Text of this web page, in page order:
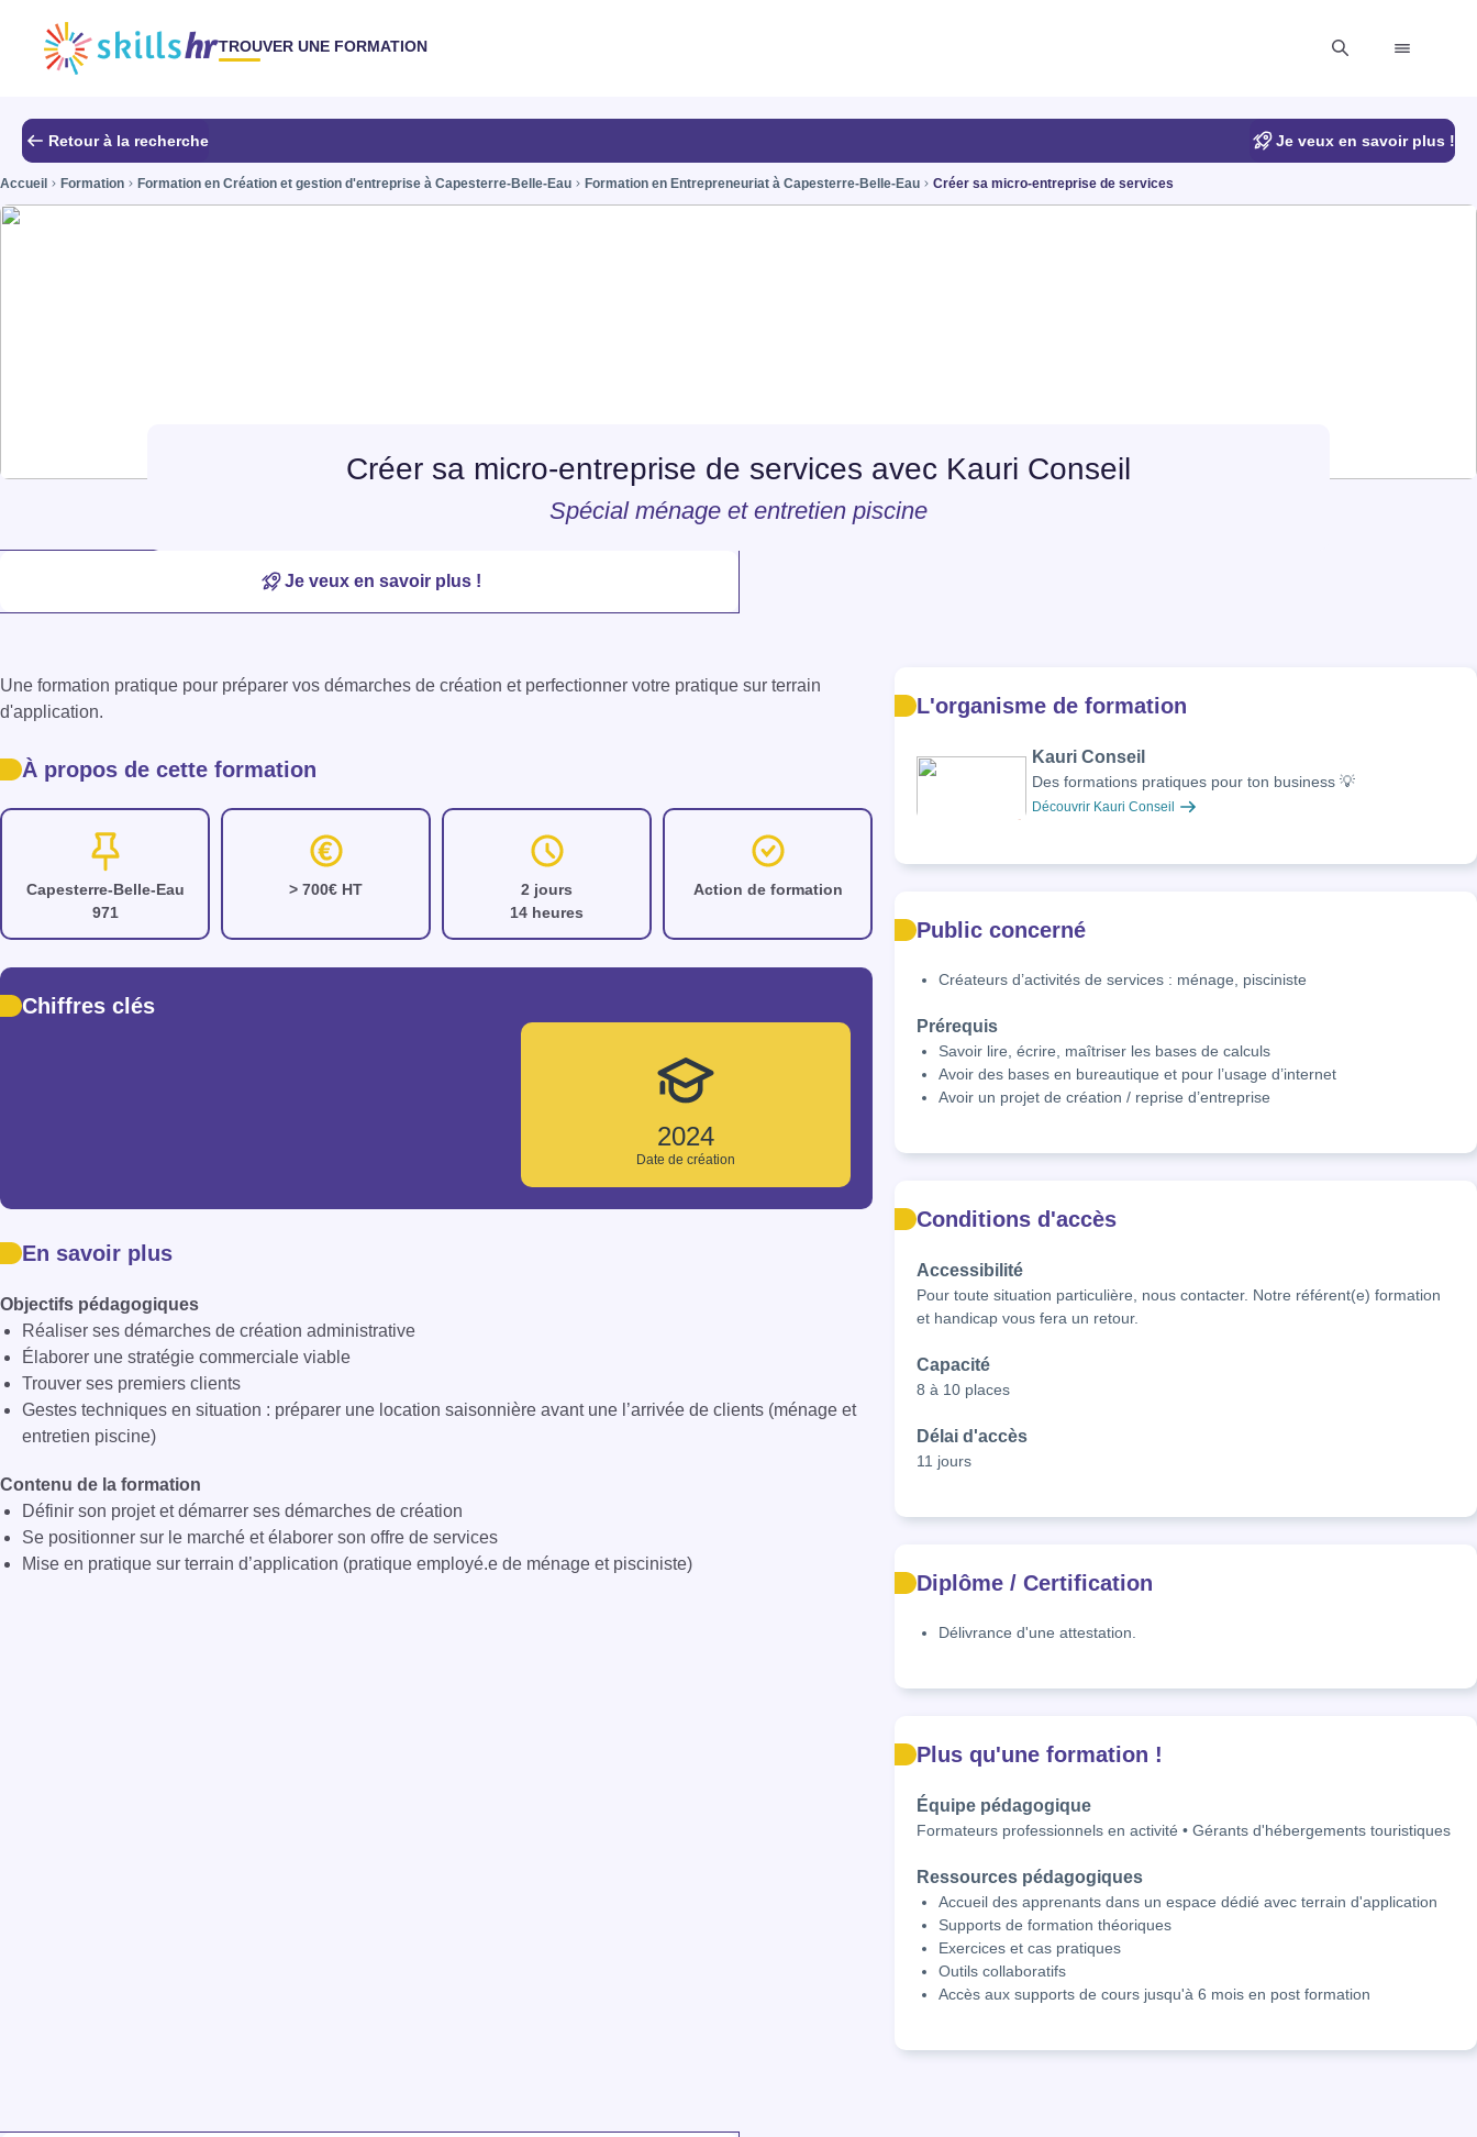
TROUVER UNE FORMATION
Retour à la recherche Je veux en savoir plus !
Accueil Formation Formation en Création et gestion d'entreprise à Capesterre-Belle-Eau Formation en Entrepreneuriat à Capesterre-Belle-Eau Créer sa micro-entreprise de services
Créer sa micro-entreprise de services avec Kauri Conseil
Spécial ménage et entretien piscine
Je veux en savoir plus !
Une formation pratique pour préparer vos démarches de création et perfectionner votre pratique sur terrain
d'application.
À propos de cette formation
Capesterre-Belle-Eau
971
> 700€ HT
2 jours
14 heures
Action de formation
Chiffres clés
2024
Date de création
En savoir plus
Objectifs pédagogiques
Réaliser ses démarches de création administrative
Élaborer une stratégie commerciale viable
Trouver ses premiers clients
Gestes techniques en situation : préparer une location saisonnière avant une l’arrivée de clients (ménage et
entretien piscine)
Contenu de la formation
Définir son projet et démarrer ses démarches de création
Se positionner sur le marché et élaborer son offre de services
Mise en pratique sur terrain d’application (pratique employé.e de ménage et pisciniste)
L'organisme de formation
Kauri Conseil
Des formations pratiques pour ton business 💡
Découvrir Kauri Conseil
Public concerné
Créateurs d’activités de services : ménage, pisciniste
Prérequis
Savoir lire, écrire, maîtriser les bases de calculs
Avoir des bases en bureautique et pour l’usage d’internet
Avoir un projet de création / reprise d’entreprise
Conditions d'accès
Accessibilité
Pour toute situation particulière, nous contacter. Notre référent(e) formation
et handicap vous fera un retour.
Capacité
8 à 10 places
Délai d'accès
11 jours
Diplôme / Certification
Délivrance d'une attestation.
Plus qu'une formation !
Équipe pédagogique
Formateurs professionnels en activité • Gérants d'hébergements touristiques
Ressources pédagogiques
Accueil des apprenants dans un espace dédié avec terrain d'application
Supports de formation théoriques
Exercices et cas pratiques
Outils collaboratifs
Accès aux supports de cours jusqu'à 6 mois en post formation